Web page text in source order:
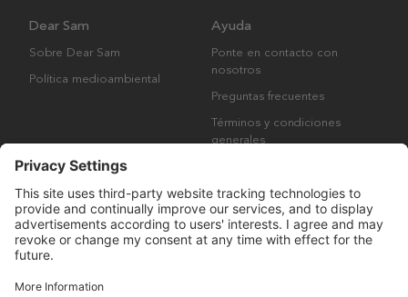
Dear Sam
Sobre Dear Sam
Política medioambiental
Ayuda
Ponte en contacto con
nosotros
Preguntas frecuentes
Términos y condiciones
generales
Derechos de autor © Many Brands AB 2023. Todos los derechos